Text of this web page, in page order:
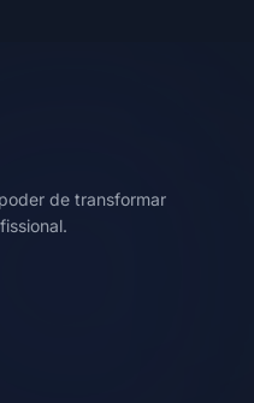
de transformar